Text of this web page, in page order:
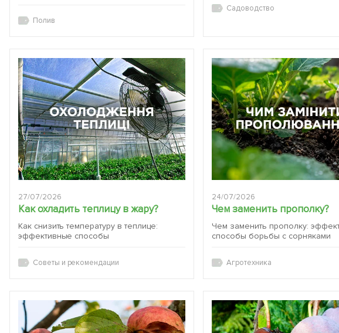
Полив
Садоводство
27/07/2026
Как охладить теплицу в жару?
Как снизить температуру в теплице:
эффективные способы
Советы и рекомендации
24/07/2026
Чем заменить прополку?
Чем заменить прополку:
способы борьбы с сорняками
Агротехника